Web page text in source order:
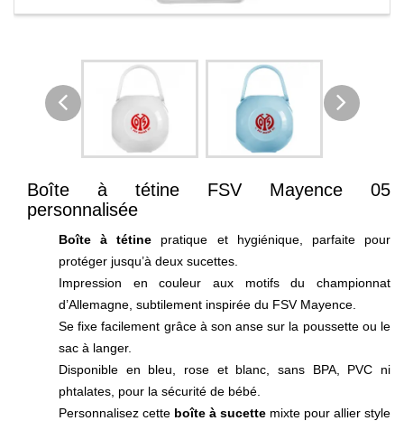
Boîte à tétine FSV Mayence 05
personnalisée
Boîte à tétine pratique et hygiénique, parfaite pour
protéger jusqu’à deux sucettes.
Impression en couleur aux motifs du championnat
d’Allemagne, subtilement inspirée du FSV Mayence.
Se fixe facilement grâce à son anse sur la poussette ou le
sac à langer.
Disponible en bleu, rose et blanc, sans BPA, PVC ni
phtalates, pour la sécurité de bébé.
Personnalisez cette boîte à sucette mixte pour allier style